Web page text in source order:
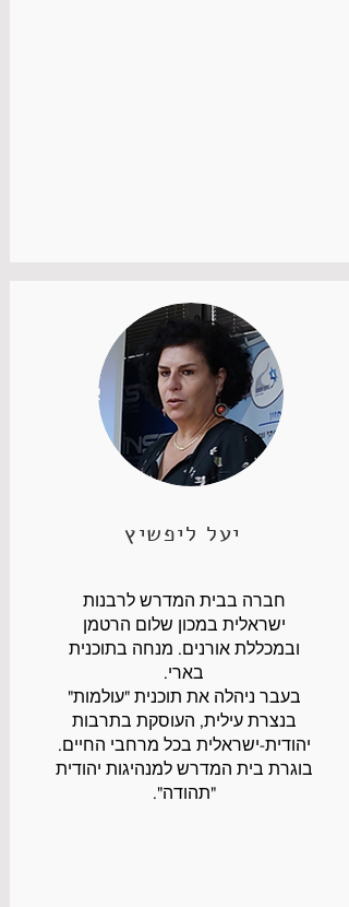
יעל ליפשיץ
חברה בבית המדרש לרבנות
ישראלית במכון שלום הרטמן
ובמכללת אורנים. מנחה בתוכנית
בארי.
בעבר ניהלה את תוכנית "עולמות"
בנצרת עילית, העוסקת בתרבות
יהודית-ישראלית בכל מרחבי החיים.
בוגרת בית המדרש למנהיגות יהודית
"תהודה".